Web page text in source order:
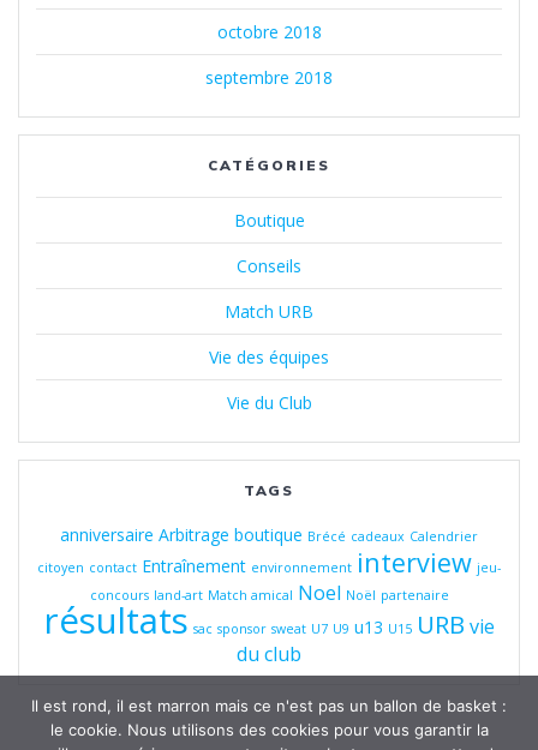
octobre 2018
septembre 2018
CATÉGORIES
Boutique
Conseils
Match URB
Vie des équipes
Vie du Club
TAGS
anniversaire Arbitrage boutique Brécé cadeaux Calendrier
citoyen contact Entraînement environnement interview jeu-
concours land-art Match amical Noel Noël partenaire
résultats sac sponsor sweat U7 U9 u13 U15 URB vie
du club
Il est rond, il est marron mais ce n'est pas un ballon de basket :
le cookie. Nous utilisons des cookies pour vous garantir la